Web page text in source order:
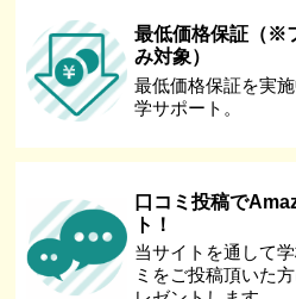
最低価格保証（※
み対象）
最低価格保証を実
学サポート。
口コミ投稿で
ト！
当サイトを通して
ミをご投稿頂いた